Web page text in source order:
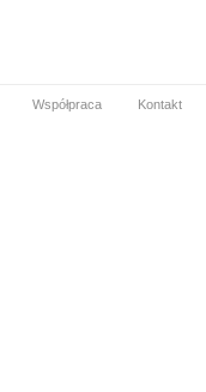
Współpraca Kontakt